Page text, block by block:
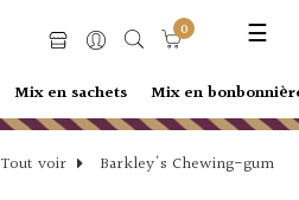
☰
0
Mix en sachets Mix en
Tout voir
Barkley's Chewing-gum